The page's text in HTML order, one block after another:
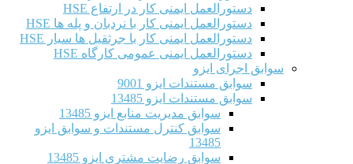
دستورالعمل ایمنی کار در ارتفاع HSE
دستورالعمل ایمنی کار با نردبان و پله ها HSE
دستورالعمل ایمنی کار با جرثقیل ها سیار HSE
دستورالعمل ایمنی عمومی کارگاه HSE
سوابق اجرای ایزو
سوابق مستندات ایزو 9001
سوابق مستندات ایزو 13485
سوابق مدیریت منابع ایزو 13485
سوابق کنترل مستندات و سوابق ایزو
13485
سوابق رضایت مشتری ایزو 13485